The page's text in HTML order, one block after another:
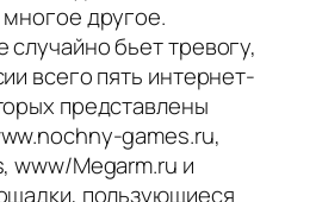
другое.
бьет тревогу,
всего пять интернет-
представлены
games.ru,
www/Megarm.ru и
пользующиеся